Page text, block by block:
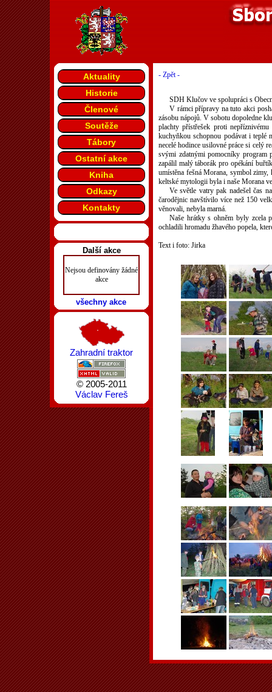
- Zpět -
SDH Klučov ve spolupráci s
V rámci přípravy na tuto akci
zásobu nápojů. V sobotu dopoledne
plachty přístřešek proti
kuchyňkou schopnou podávat i teplé
necelé hodince usilovné práce si celý
svými zdatnými pomocníky program
zapálil malý táborák pro opékání
umístěna fešná Morana, symbol
keltské mytologii byla i naše Morana
Ve světle vatry pak nadešel čas
čarodějnic navštívilo více než 150
věnovali, nebyla marná.
Naše hrátky s ohněm byly zcela
ochladili hromadu žhavého popela,
Text i foto: Jirka
Aktuality
Historie
Členové
Soutěže
Tábory
Ostatní akce
Kniha
Odkazy
Kontakty
Další akce
Nejsou definovány žádné
akce
všechny akce
Zahradní traktor
© 2005-2011
Václav Fereš